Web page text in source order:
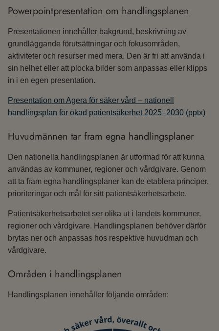
Powerpointpresentation om handlingsplanen
Presentationen innehåller bakgrund, beskrivning av
grundläggande förutsättningar och fokusområden,
aktiviteter och resurser med mera. Den är fri att använda i
sin helhet eller att plocka bilder som anpassas eller klipps
in i en egen presentation.
Presentation om Agera för säker vård – nationell
handlingsplan för ökad patientsäkerhet 2025–2030 (pptx)
Huvudmännen tar fram egna handlingsplaner
Den nationella handlingsplanen är utformad för att kunna
användas av kommuner, regioner och vårdgivare. Genom
att ta fram egna handlingsplaner kan de etablera principer,
prioriteringar och mål för sitt patientsäkerhetsarbete.
Patientsäkerhetsarbetet ser olika ut i landets kommuner,
regioner och vårdgivare. Handlingsplanen behöver därför
brytas ner och anpassas hos respektive huvudman och
vårdgivare.
Områden i handlingsplanen
Handlingsplanen innehåller följande områden: